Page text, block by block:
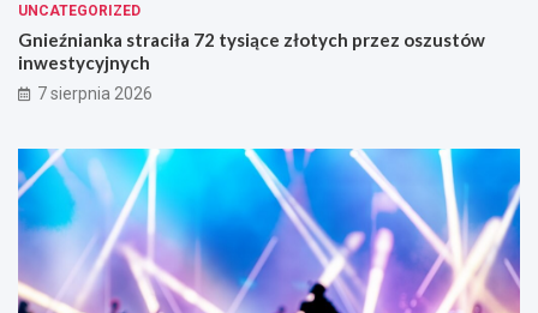
UNCATEGORIZED
Gnieźnianka straciła 72 tysiące złotych przez oszustów
inwestycyjnych
7 sierpnia 2026